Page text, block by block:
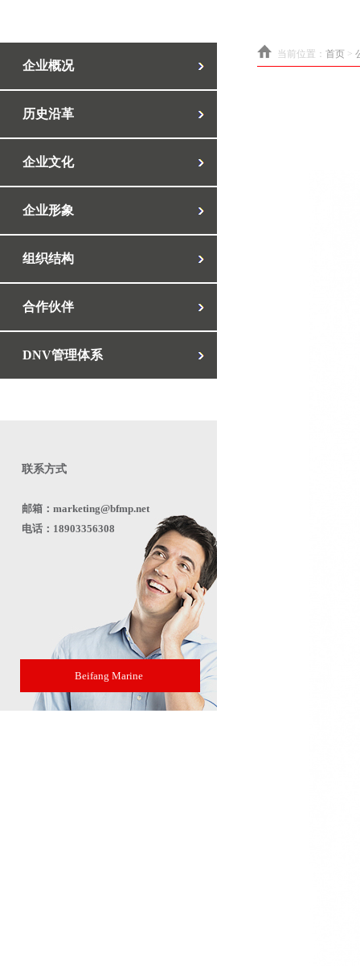
企业概况
历史沿革
企业文化
企业形象
组织结构
合作伙伴
DNV管理体系
联系方式
邮箱：marketing@bfmp.net
电话：18903356308
Beifang Marine
当前位置： 首页 >